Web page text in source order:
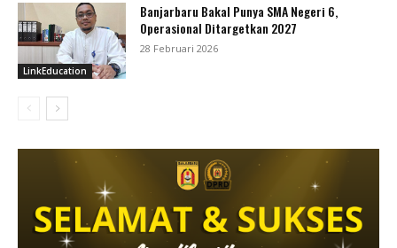
LinkEducation
Banjarbaru Bakal Punya SMA Negeri 6,
Operasional Ditargetkan 2027
28 Februari 2026